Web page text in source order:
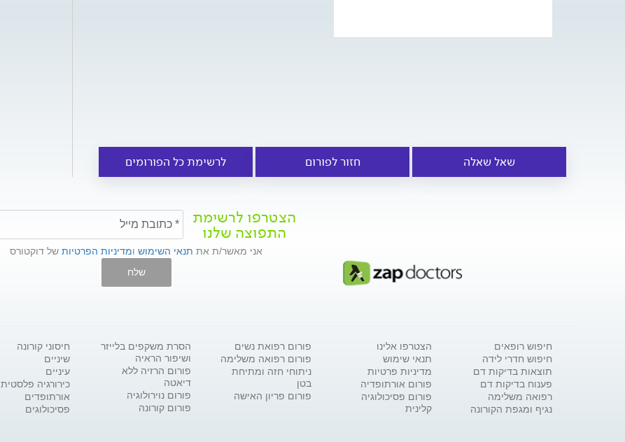
שאל שאלה חזור לפורום לרשימת כל הפורומים
הצטרפו לרשימת
התפוצה שלנו
אני מאשר/ת את תנאי השימוש ומדיניות הפרטיות של דוקטורס
שלח
חיפוש רופאים
חיפוש חדרי לידה
תוצאות בדיקות דם
פענוח בדיקות דם
רפואה משלימה
נגיף ומגפת הקורונה
הצטרפו אלינו
תנאי שימוש
מדיניות פרטיות
פורום אורתופדיה
פורום פסיכולוגיה
קלינית
פורום רפואת נשים
פורום רפואה משלימה
ניתוחי חזה ומתיחת
בטן
פורום פריון האישה
הסרת משקפים בלייזר
ושיפור הראיה
פורום הרזיה ללא
דיאטה
פורום נוירולוגיה
פורום קורונה
חיסוני קורונה
שיניים
עיניים
כירורגיה פלסטית
אורתופדים
פסיכולוגים